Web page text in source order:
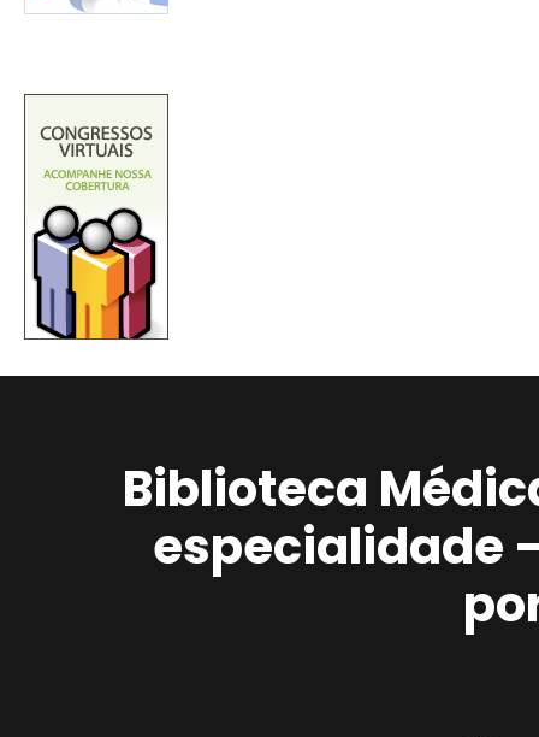
Biblioteca
especialidade